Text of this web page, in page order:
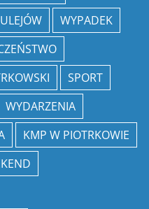
WYPADEK
SPORT
WYDARZENIA
KMP W PIOTRKOWIE